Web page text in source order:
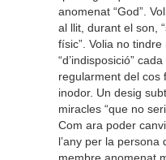
anomenat “God”.
al llit, durant el son,
físic”. Volia no
“d’indisposició”
regularment del cos
inodor. Un desig
miracles “que no
Com ara poder
l’any per la